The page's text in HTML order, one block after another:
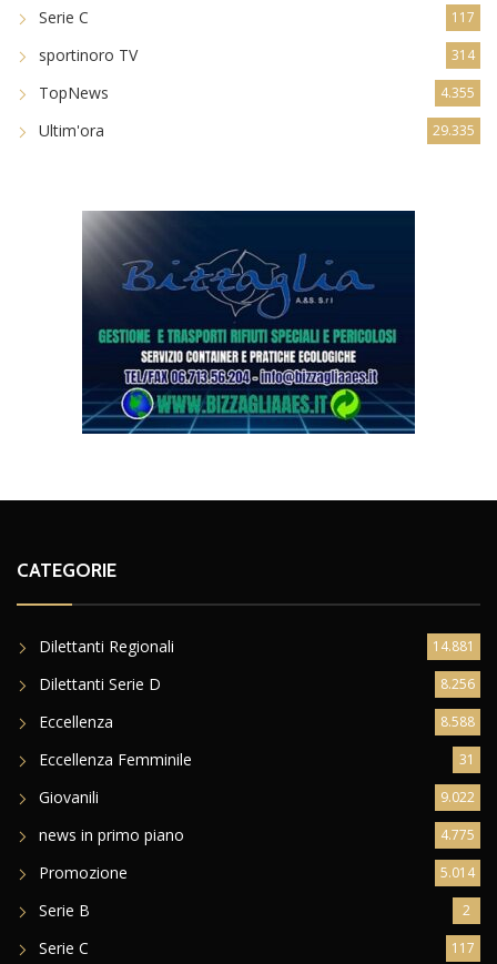
Serie C 117
sportinoro TV 314
TopNews 4.355
Ultim'ora 29.335
CATEGORIE
Dilettanti Regionali 14.881
Dilettanti Serie D 8.256
Eccellenza 8.588
Eccellenza Femminile 31
Giovanili 9.022
news in primo piano 4.775
Promozione 5.014
Serie B 2
Serie C 117